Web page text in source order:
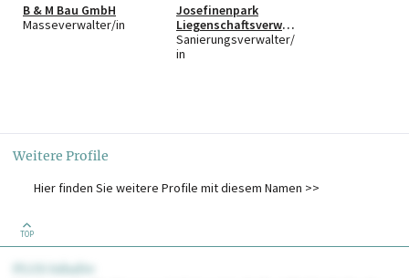
B & M Bau GmbH
Masseverwalter/in
Josefinenpark
Liegenschaftsverwal
tungsGmbH
Sanierungsverwalter/
in
Weitere Profile
Hier finden Sie weitere Profile mit diesem Namen >>
TOP
PLUS Inhalte